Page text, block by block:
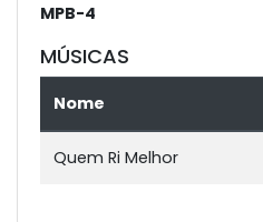
MPB-4
MÚSICAS
Nome
Quem Ri Melhor